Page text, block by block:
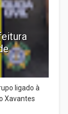
ligado à
Xavantes